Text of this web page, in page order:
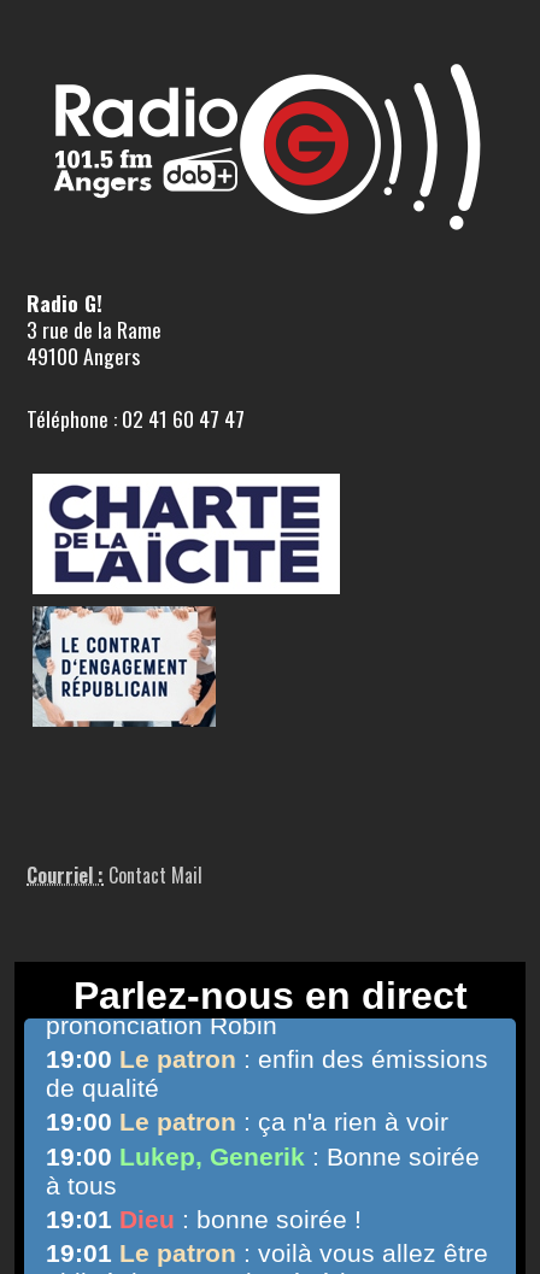
Radio G!
3 rue de la Rame
49100 Angers
Téléphone : 02 41 60 47 47
Courriel : Contact Mail